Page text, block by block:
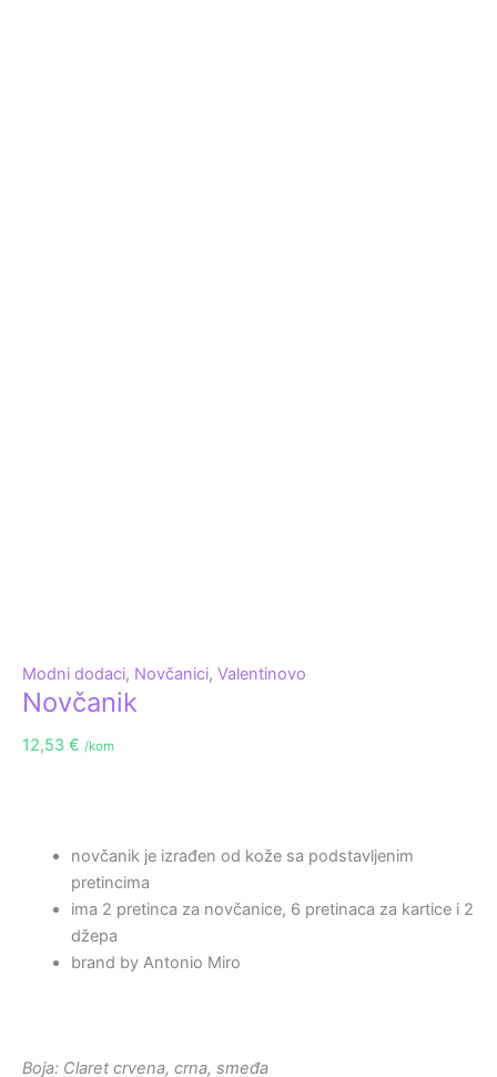
Modni dodaci, Novčanici, Valentinovo
Novčanik
12,53 € /kom
novčanik je izrađen od kože sa podstavljenim
pretincima
ima 2 pretinca za novčanice, 6 pretinaca za kartice i 2
džepa
brand by Antonio Miro
Boja: Claret crvena, crna, smeđa